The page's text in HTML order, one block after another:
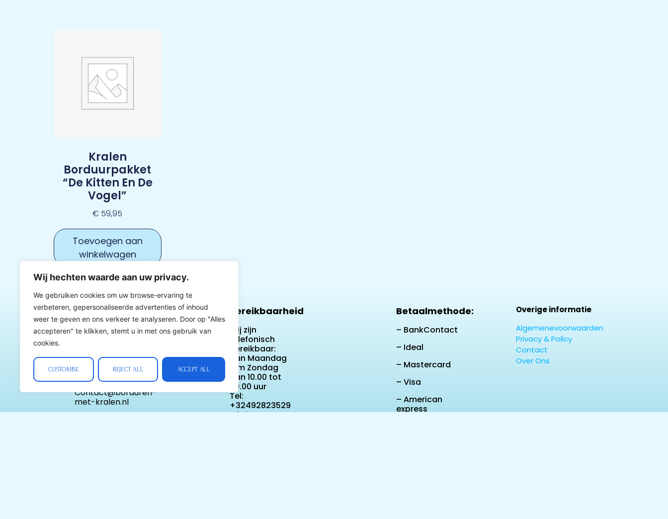
Wij hechten waarde aan uw privacy.
We gebruiken cookies om uw browse-ervaring te
verbeteren, gepersonaliseerde advertenties of inhoud
weer te geven en ons verkeer te analyseren. Door op "Alles
accepteren" te klikken, stemt u in met ons gebruik van
cookies.
CUSTOMISE REJECT ALL ACCEPT ALL
Kralen
Borduurpakket
“De Kitten En De
Vogel”
€ 59,95
Toevoegen aan
winkelwagen
Contactgegevens
borduren-met-
kralen.nl
1007.647.876 BTW
nr: BE 1007.647.876
Tel:
+32(0)492823529
Contact@borduren-
met-kralen.nl
Bereikbaarheid
Wij zijn
telefonisch
bereikbaar:
Van Maandag
t/m Zondag
Van 10.00 tot
20.00 uur
Tel:
+32492823529
Of via
Betaalmethode:
– BankContact
– Ideal
– Mastercard
– Visa
– American
express
Overige informatie
Algemenevoorwaarden
Privacy & Policy
Contact
Over Ons